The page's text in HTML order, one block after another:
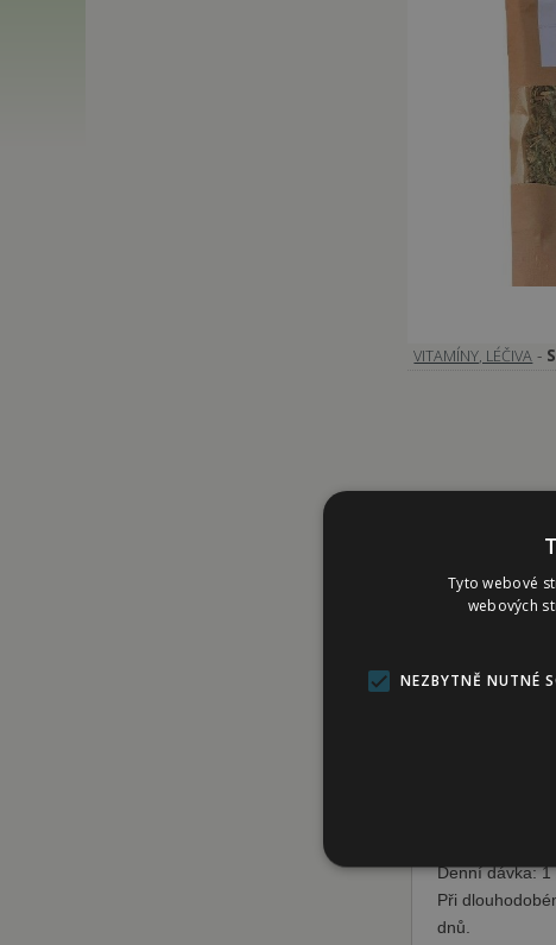
VITAMÍNY, LÉČIVA -
Bylinná
Denní dávka:
Při
dnů.
Tyto webové
webových
NEZBYTNĚ NUTNÉ